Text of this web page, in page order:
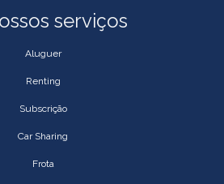
serviços
Aluguer
Renting
Subscrição
Car Sharing
Frota